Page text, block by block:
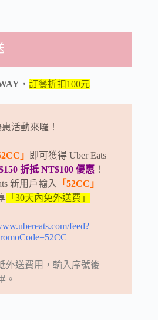
， 訂餐折扣100元
活動來囉！
」
即可獲得 Uber Eats
折抵 NT$100 優惠 ！
新用戶輸入
「52CC」
「30天內免外送費」
feed?
外送費用，輸入序號後
。